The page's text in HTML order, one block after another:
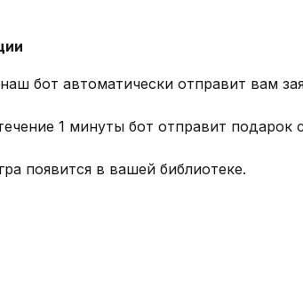
бот автоматически отправит вам
1 минуты бот отправит подарок
появится в вашей библиотеке.